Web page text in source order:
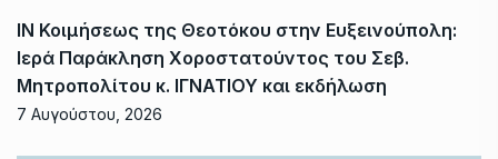
ΙΝ Κοιμήσεως της Θεοτόκου στην Ευξεινούπολη:
Ιερά Παράκληση Χοροστατούντος του Σεβ.
Μητροπολίτου κ. ΙΓΝΑΤΙΟΥ και εκδήλωση
7 Αυγούστου, 2026